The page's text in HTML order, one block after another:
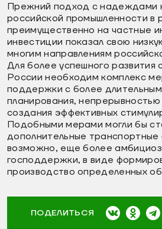
Прежний подход с надеждами
российской промышленности в
преимущественно на частные
инвестиции показал свою
многим направлениям
Для более успешного развития
России необходим комплекс
поддержки с более
планирования,
создания эффективных
Подобными мерами могли бы
дополнительные транспортные
возможно, еще более
господдержки, в виде
производство определенных
ПОДЕЛИТЬСЯ